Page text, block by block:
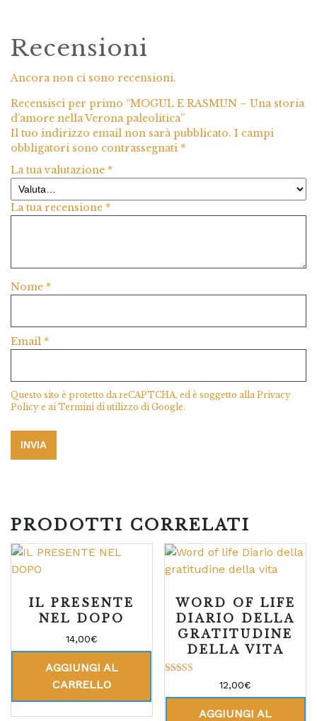
Recensioni
Ancora non ci sono recensioni.
Recensisci per primo “MOGUL E RASMUN – Una storia
d’amore nella Verona paleolitica”
Il tuo indirizzo email non sarà pubblicato. I campi
obbligatori sono contrassegnati *
La tua valutazione *
La tua recensione *
Nome *
Email *
Questo sito è protetto da reCAPTCHA, ed è soggetto allaPrivacy
Policy e aiTermini di utilizzo di Google.
PRODOTTI CORRELATI
IL PRESENTE
NEL DOPO
14,00€
AGGIUNGI AL
CARRELLO
WORD OF LIFE
DIARIO DELLA
GRATITUDINE
DELLA VITA
su 5
12,00€
AGGIUNGI AL